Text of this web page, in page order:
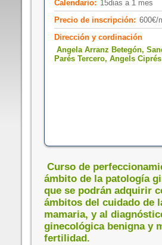
Calendario: 15dias a 1 mes
Precio de inscripción: 600€/
Dirección y cordinación
Angela Arranz Betegón,
Parés Tercero, Angels Ciprés
Curso de
ámbito de la patología
que se podrán adquirir
ámbitos del cuidado de
mamaria, y al
ginecológica benigna y
fertilidad.